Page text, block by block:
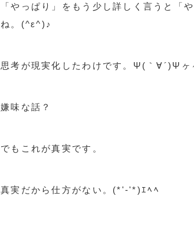
「やっぱり」をもう少し詳しく言うと「
ね。(^ε^)♪
思考が現実化したわけです。Ψ(｀∀´)Ψヶ
嫌味な話？
でもこれが真実です。
真実だから仕方がない。(*'-'*)ｴﾍﾍ